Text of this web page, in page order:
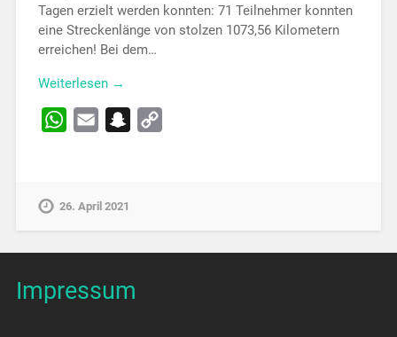
Tagen erzielt werden konnten: 71 Teilnehmer konnten
eine Streckenlänge von stolzen 1073,56 Kilometern
erreichen! Bei dem…
Weiterlesen →
WhatsApp
Email Snapchat
26. April 2021
Impressum